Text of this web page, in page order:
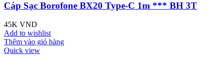
Cáp Sạc Borofone BX20 Type-C 1m *** BH 3T
45K VND
Add to wishlist
Thêm vào giỏ hàng
Quick view